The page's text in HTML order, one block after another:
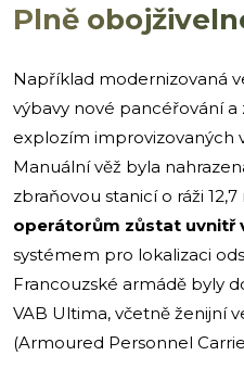
Plně
Například modernizovaná
výbavy nové pancéřování
explozím improvizovaných
Manuální věž byla
zbraňovou stanicí o ráži
operátorům zůstat uvnitř
systémem pro lokalizaci
Francouzské armádě byly
VAB Ultima, včetně ženijní
(Armoured Personnel